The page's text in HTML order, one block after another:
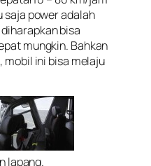
saja power adalah
bisa
mungkin. Bahkan
mobil ini bisa melaju
lapang.